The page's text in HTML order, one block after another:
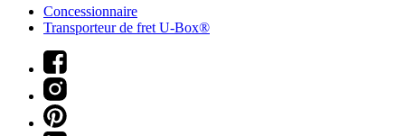
Concessionnaire
Transporteur de fret U-Box®